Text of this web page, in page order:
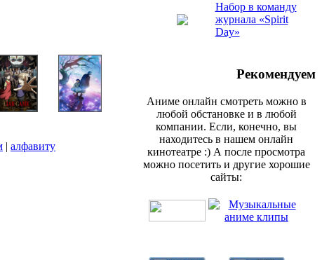
| алфавиту
Набор в команду
журнала «Spirit
Day»
Рекомендуем
Аниме онлайн смотреть можно в
любой обстановке и в любой
компании. Если, конечно, вы
находитесь в нашем онлайн
кинотеатре :) А после просмотра
можно посетить и другие хорошие
сайты: